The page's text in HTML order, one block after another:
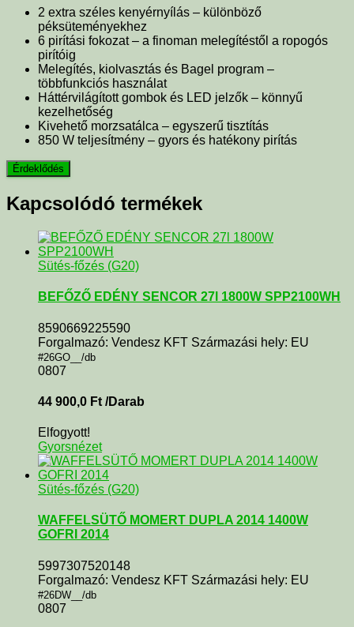
2 extra széles kenyérnyílás – különböző
péksüteményekhez
6 pirítási fokozat – a finoman melegítéstől a ropogós
pirítóig
Melegítés, kiolvasztás és Bagel program –
többfunkciós használat
Háttérvilágított gombok és LED jelzők – könnyű
kezelhetőség
Kivehető morzsatálca – egyszerű tisztítás
850 W teljesítmény – gyors és hatékony pirítás
Kapcsolódó termékek
Sütés-főzés (G20)
BEFŐZŐ EDÉNY SENCOR 27l 1800W SPP2100WH
8590669225590
Forgalmazó: Vendesz KFT Származási hely: EU
#26GO__/db
0807
44 900,0 Ft /Darab
Elfogyott!
Gyorsnézet
Sütés-főzés (G20)
WAFFELSÜTŐ MOMERT DUPLA 2014 1400W
GOFRI 2014
5997307520148
Forgalmazó: Vendesz KFT Származási hely: EU
#26DW__/db
0807